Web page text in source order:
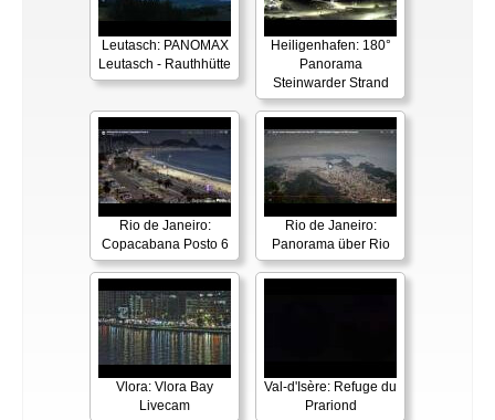
Leutasch: PANOMAX
Leutasch - Rauthhütte
Heiligenhafen: 180°
Panorama
Steinwarder Strand
Rio de Janeiro:
Copacabana Posto 6
Rio de Janeiro:
Panorama über Rio
Vlora: Vlora Bay
Livecam
Val-d'Isère: Refuge du
Prariond